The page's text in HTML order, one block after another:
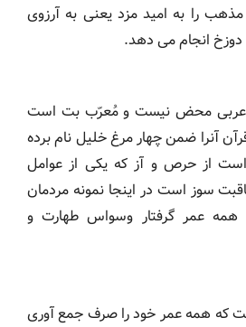
را به امید مزد یعنی به آرزوی
انجام می دهد.
عربی محض نیست و مُعرّب بت است
آنرا ضمن چهار مرغ خلیل نام برده
است از حرص و آز که یکی از عوامل
سوز است در اینجا نمونه مردمان
عمر گرفتار وسواس طهارت و
که همه عمر خود را صرف جمع آوری